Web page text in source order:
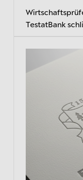
TestatBank